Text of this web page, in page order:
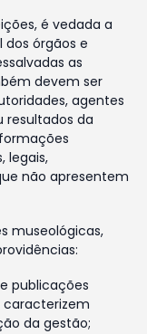
é vedada a
órgãos e
as
devem ser
agentes
resultados da
legais,
não apresentem
museológicas,
publicações
caracterizem
da gestão;